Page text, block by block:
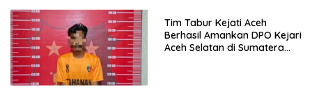
Tim Tabur Kejati Aceh
Berhasil Amankan DPO Kejari
Aceh Selatan di Sumatera